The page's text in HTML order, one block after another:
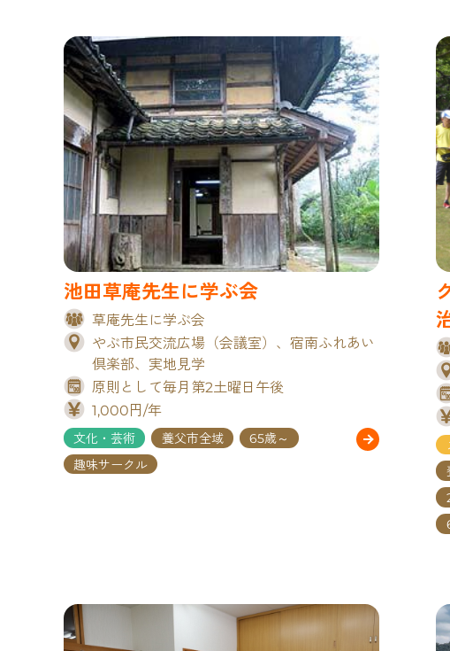
池田草庵先生に学ぶ会
草庵先生に学ぶ会
やぶ市民交流広場（会議室）、宿南ふれあい
倶楽部、実地見学
原則として毎月第2土曜日午後
1,000円/年
文化・芸術 養父市全域
65歳～
趣味サークル